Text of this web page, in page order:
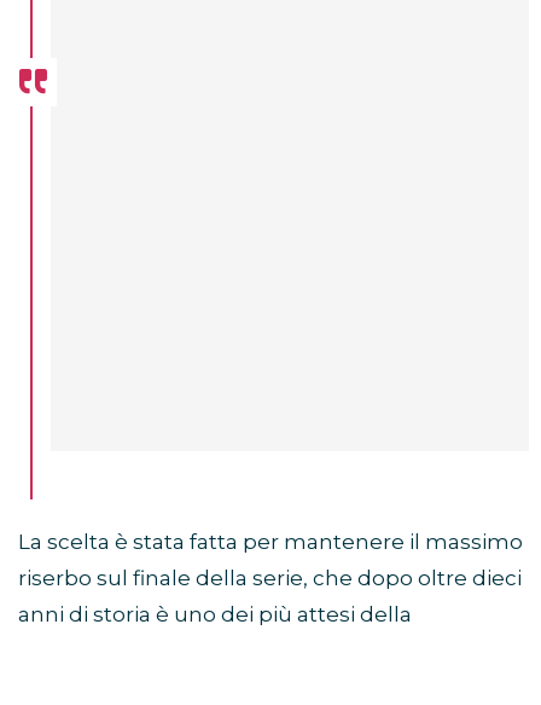
La scelta è stata fatta per mantenere il massimo
riserbo sul finale della serie, che dopo oltre dieci
anni di storia è uno dei più attesi della